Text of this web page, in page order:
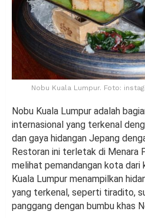
Nobu Kuala Lumpur. Foto:
Nobu Kuala Lumpur adalah
internasional yang terkenal
dan gaya hidangan Jepang
Restoran ini terletak di Menara
melihat pemandangan kota dari
Kuala Lumpur menampilkan
yang terkenal, seperti tiradito,
panggang dengan bumbu khas